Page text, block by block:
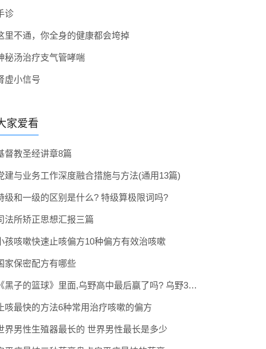
诊
里不通，你全身的健康都会垮掉
秘汤治疗支气管哮喘
虚小信号
家爱看
督教圣经讲章8篇
建与业务工作深度融合措施与方法(通用13篇)
级和一级的区别是什么? 特级算极限词吗?
法所矫正思想汇报三篇
孩咳嗽快速止咳偏方10种偏方有效治咳嗽
家保密配方有哪些
《黑子的篮球》里面,乌野高中最后赢了吗? 乌野3年拿到全国冠军了吗
咳最快的方法6种常用治疗咳嗽的偏方
界男性生殖器最长的 世界男性最长是多少